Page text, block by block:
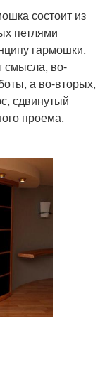
состоит из
петлями
гармошки.
смысла, во-
а во-вторых,
сдвинутый
проема.